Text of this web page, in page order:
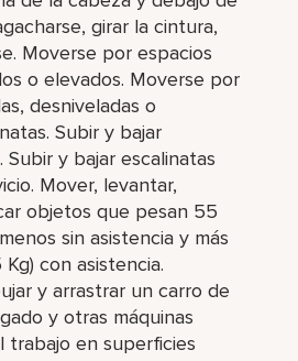
girar la cintura,
Moverse por espacios
o elevados. Moverse por
desniveladas o
Subir y bajar
Subir y bajar escalinatas
Mover, levantar,
objetos que pesan 55
sin asistencia y más
con asistencia.
y arrastrar un carro de
y otras máquinas
trabajo en superficies